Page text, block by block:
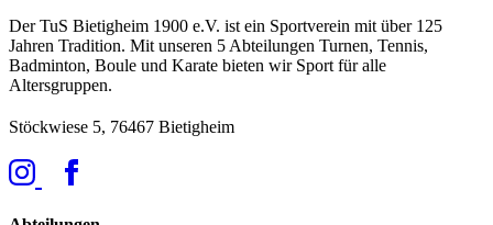
Der TuS Bietigheim 1900 e.V. ist ein Sportverein mit über 125
Jahren Tradition. Mit unseren 5 Abteilungen Turnen, Tennis,
Badminton, Boule und Karate bieten wir Sport für alle
Altersgruppen.
Stöckwiese 5, 76467 Bietigheim